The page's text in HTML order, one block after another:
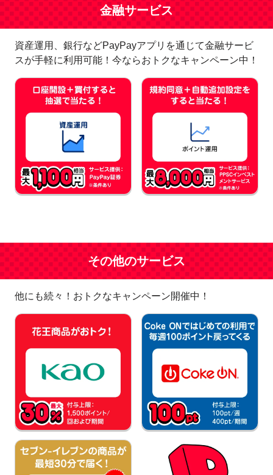
金融サービス
資産運用、銀行などPayPayアプリを通じて金融サービ
スが手軽に利用可能！今ならおトクなキャンペーン中！
その他のサービス
他にも続々！おトクなキャンペーン開催中！